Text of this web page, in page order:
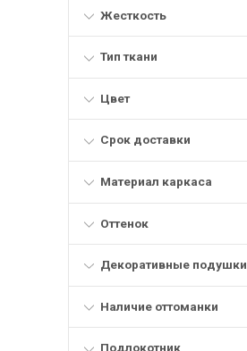
Жесткость
Тип ткани
Цвет
Срок доставки
Материал каркаса
Оттенок
Декоративные подушки
Наличие оттоманки
Подлокотник